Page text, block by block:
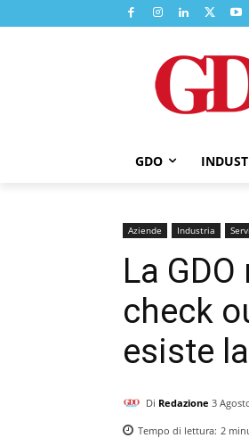
GDO
Aziende Industria
La
check
esiste
Di Redazione 3
Tempo di lettura: 2